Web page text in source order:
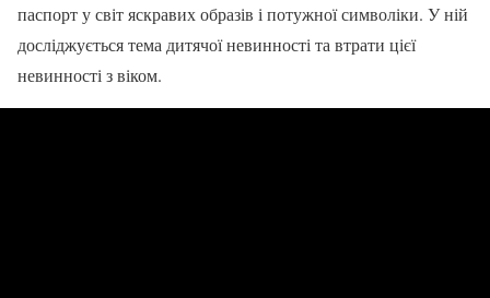
паспорт у світ яскравих образів і потужної символіки. У ній
досліджується тема дитячої невинності та втрати цієї
невинності з віком.